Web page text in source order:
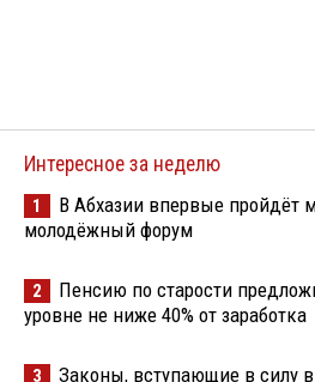
Интересное за неделю
1
В Абхазии впервые пройдёт
молодёжный форум
2
Пенсию по старости
уровне не ниже 40% от заработка
3 Законы, вступающие в силу в